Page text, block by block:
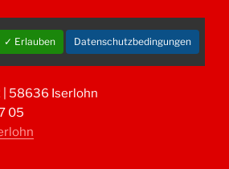
✓ Erlauben Datenschutzbedingungen
| 58636 Iserlohn
05